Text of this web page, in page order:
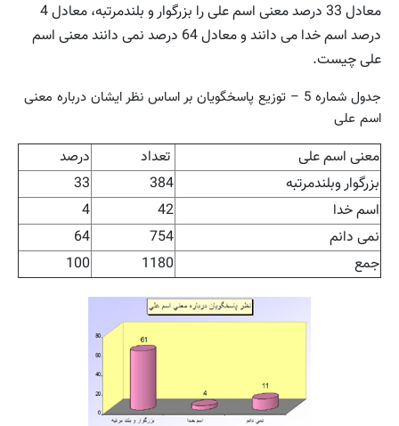
معادل 33 درصد معنی اسم علی را بزرگوار و بلندمرتبه، معادل 4
درصد اسم خدا می دانند و معادل 64 درصد نمی دانند معنی اسم
علی چیست.
جدول شماره 5 – توزیع پاسخگویان بر اساس نظر ایشان درباره معنی
اسم علی
معنی اسم علی تعداد
درصد
بزرگوار وبلندمرتبه
384
33
اسم خدا
42
4
نمی دانم
754
64
جمع
1180
100